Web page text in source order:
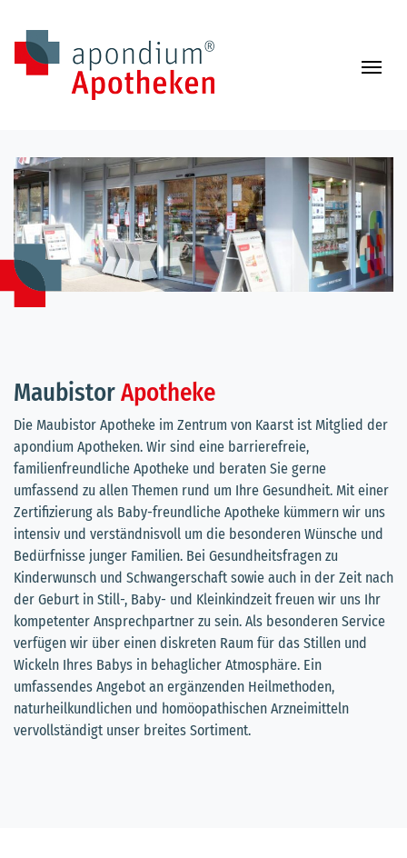
MaubistorApotheke
Die Maubistor Apotheke im Zentrum von Kaarst ist Mitglied der
apondium Apotheken. Wir sind eine barrierefreie,
familienfreundliche Apotheke und beraten Sie gerne
umfassend zu allen Themen rund um Ihre Gesundheit. Mit einer
Zertifizierung als Baby-freundliche Apotheke kümmern wir uns
intensiv und verständnisvoll um die besonderen Wünsche und
Bedürfnisse junger Familien. Bei Gesundheitsfragen zu
Kinderwunsch und Schwangerschaft sowie auch in der Zeit nach
der Geburt in Still-, Baby- und Kleinkindzeit freuen wir uns Ihr
kompetenter Ansprechpartner zu sein. Als besonderen Service
verfügen wir über einen diskreten Raum für das Stillen und
Wickeln Ihres Babys in behaglicher Atmosphäre. Ein
umfassendes Angebot an ergänzenden Heilmethoden,
naturheilkundlichen und homöopathischen Arzneimitteln
vervollständigt unser breites Sortiment.